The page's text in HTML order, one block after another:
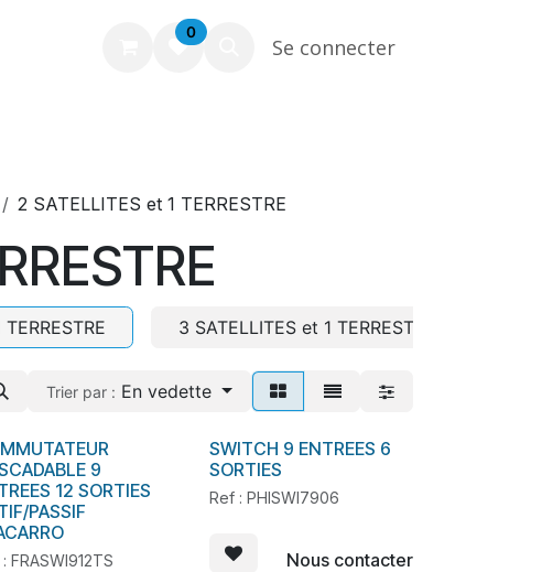
0
Se connecter
2 SATELLITES et 1 TERRESTRE
3 SATELLITES et 1 TERRESTRE
Trier par : En vedette
9
12 SORTIES
PASSIF
FRASWI912TS
En stock
SWITCH 9 ENTREES 6
SORTIES
Ref : PHISWI7906
Nous contacter